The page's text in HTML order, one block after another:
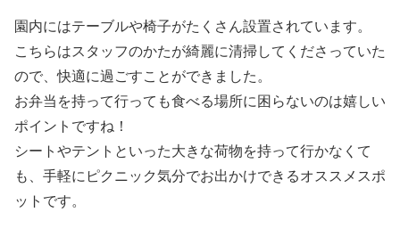
園内にはテーブルや椅子がたくさん設置されています。
こちらはスタッフのかたが綺麗に清掃してくださっていた
ので、快適に過ごすことができました。
お弁当を持って行っても食べる場所に困らないのは嬉しい
ポイントですね！
シートやテントといった大きな荷物を持って行かなくて
も、手軽にピクニック気分でお出かけできるオススメスポ
ットです。